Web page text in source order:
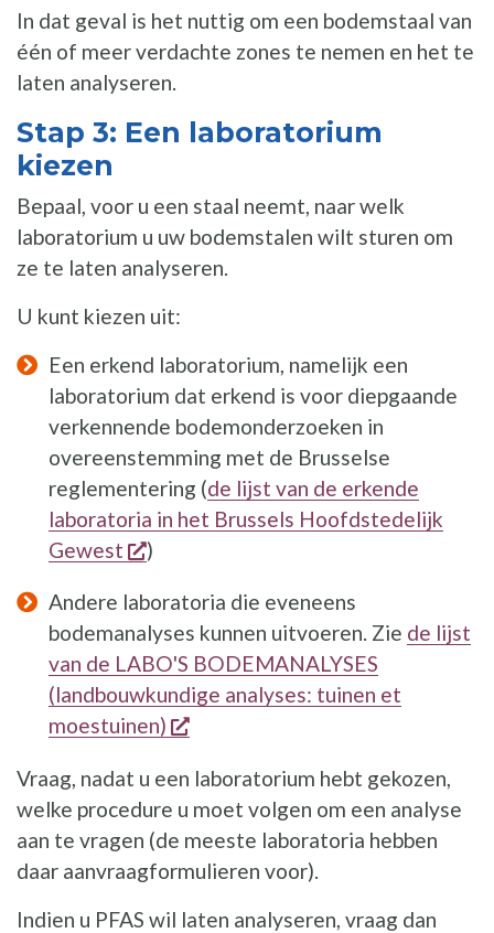
In dat geval is het nuttig om een bodemstaal van
één of meer verdachte zones te nemen en het te
laten analyseren.
Stap 3: Een laboratorium
kiezen
Bepaal, voor u een staal neemt, naar welk
laboratorium u uw bodemstalen wilt sturen om
ze te laten analyseren.
U kunt kiezen uit:
Een erkend laboratorium, namelijk een
laboratorium dat erkend is voor diepgaande
verkennende bodemonderzoeken in
overeenstemming met de Brusselse
reglementering (de lijst van de erkende
laboratoria in het Brussels Hoofdstedelijk
Gewest
opent een nieuw venster
)
Andere laboratoria die eveneens
bodemanalyses kunnen uitvoeren. Zie de lijst
van de LABO'S BODEMANALYSES
(landbouwkundige analyses: tuinen et
moestuinen)
opent een nieuw venster
Vraag, nadat u een laboratorium hebt gekozen,
welke procedure u moet volgen om een analyse
aan te vragen (de meeste laboratoria hebben
daar aanvraagformulieren voor).
Indien u PFAS wil laten analyseren, vraag dan